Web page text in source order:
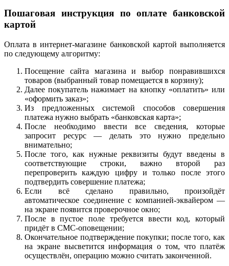
Пошаговая инструкция по оплате банковской
картой
Оплата в интернет-магазине банковской картой выполняется
по следующему алгоритму:
Посещение сайта магазина и выбор понравившихся
товаров (выбранный товар помещается в корзину);
Далее покупатель нажимает на кнопку «оплатить» или
«оформить заказ»;
Из предложенных системой способов совершения
платежа нужно выбрать «банковская карта»;
После необходимо ввести все сведения, которые
запросит ресурс — делать это нужно предельно
внимательно;
После того, как нужные реквизиты будут введены в
соответствующие строки, важно второй раз
перепроверить каждую цифру и только после этого
подтвердить совершение платежа;
Если всё сделано правильно, произойдёт
автоматическое соединение с компанией-эквайером —
на экране появится проверочное окно;
После в пустое поле требуется ввести код, который
придёт в СМС-оповещении;
Окончательное подтверждение покупки; после того, как
на экране высветится информация о том, что платёж
осуществлён, операцию можно считать законченной.